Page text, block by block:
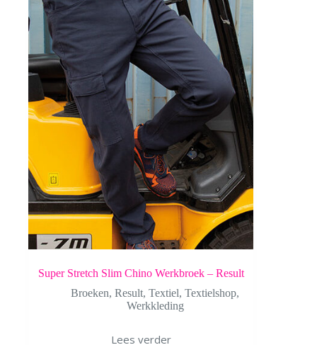
Super Stretch Slim Chino Werkbroek – Result
Broeken,Result,Textiel,Textielshop,
Werkkleding
Lees verder